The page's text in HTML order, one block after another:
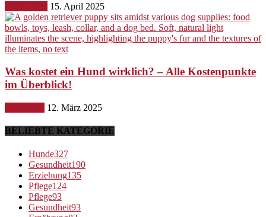
15. April 2025
Was kostet ein Hund wirklich? – Alle Kostenpunkte
im Überblick!
12. März 2025
BELIEBTE KATEGORIE
Hunde327
Gesundheit190
Erziehung135
Pflege124
Pflege93
Gesundheit93